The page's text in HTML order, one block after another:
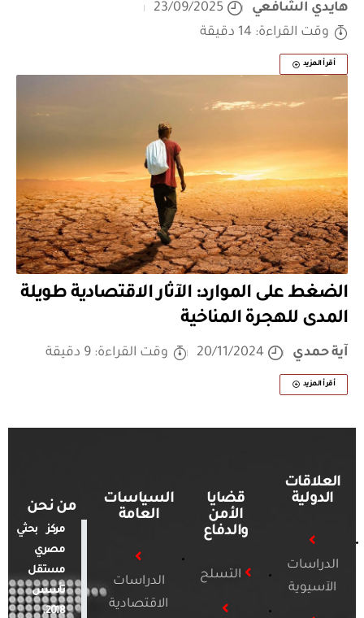
هايدي الشافعي
23/09/2025
وقت القراءة: 14 دقيقة
أقرأ المزيد
الضغط على الموارد: الآثار الاقتصادية طويلة
المدى للهجرة المناخية
آية حمدي 20/11/2024 وقت القراءة: 9 دقيقة
أقرأ المزيد
العلاقات
الدولية
الدراسات
الآسيوية
قضايا
الأمن
والدفاع
التسلح
السياسات
العامة
الدراسات
الاقتصادية
من نحن
مركز بحثي
مصري
مستقل
تأسس
2018.